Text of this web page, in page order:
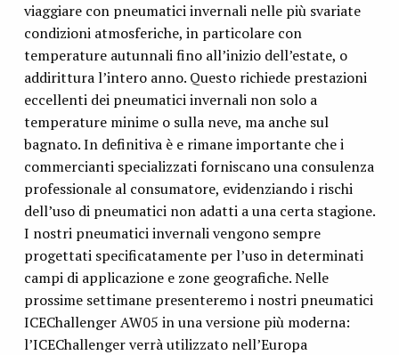
viaggiare con pneumatici invernali nelle più svariate
condizioni atmosferiche, in particolare con
temperature autunnali fino all’inizio dell’estate, o
addirittura l’intero anno. Questo richiede prestazioni
eccellenti dei pneumatici invernali non solo a
temperature minime o sulla neve, ma anche sul
bagnato. In definitiva è e rimane importante che i
commercianti specializzati forniscano una consulenza
professionale al consumatore, evidenziando i rischi
dell’uso di pneumatici non adatti a una certa stagione.
I nostri pneumatici invernali vengono sempre
progettati specificatamente per l’uso in determinati
campi di applicazione e zone geografiche. Nelle
prossime settimane presenteremo i nostri pneumatici
ICEChallenger AW05 in una versione più moderna:
l’ICEChallenger verrà utilizzato nell’Europa